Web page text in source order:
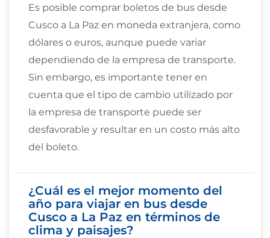
Es posible comprar boletos de bus desde
Cusco a La Paz en moneda extranjera, como
dólares o euros, aunque puede variar
dependiendo de la empresa de transporte.
Sin embargo, es importante tener en
cuenta que el tipo de cambio utilizado por
la empresa de transporte puede ser
desfavorable y resultar en un costo más alto
del boleto.
¿Cuál es el mejor momento del
año para viajar en bus desde
Cusco a La Paz en términos de
clima y paisajes?